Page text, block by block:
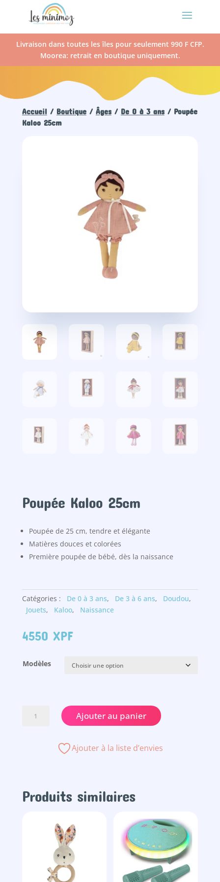
Livraison dans toutes les îles pour seulement 990 F CFP.
Moorea: retrait en boutique uniquement.
Accueil / Boutique/ Âges/ De 0 à 3 ans/ Poupée
Kaloo 25cm
Poupée Kaloo 25cm
Poupée de 25 cm, tendre et élégante
Matières douces et colorées
Première poupée de bébé, dès la naissance
Catégories : De 0 à 3 ans, De 3 à 6 ans, Doudou,
Jouets, Kaloo, Naissance
4550 XPF
Modèles
Ajouter au panier
Ajouter à la liste d’envies
Produits similaires